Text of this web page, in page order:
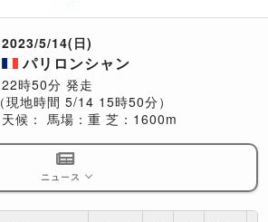
2023/5/14(日)
パリロンシャン
22時50分 発走
（現地時間 5/14 15時50分）
天候： 馬場：重 芝：1600m
ニュース